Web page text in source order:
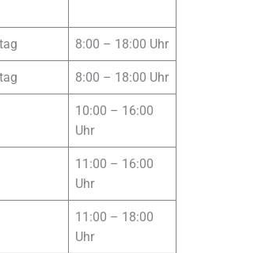
8:00 – 18:00 Uhr
8:00 – 18:00 Uhr
10:00 – 16:00
Uhr
11:00 – 16:00
Uhr
11:00 – 18:00
Uhr